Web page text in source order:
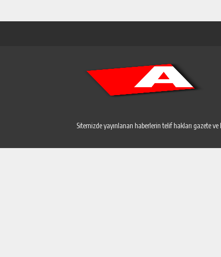
Sitemizde yayınlanan haberlerin telif hakları gazete